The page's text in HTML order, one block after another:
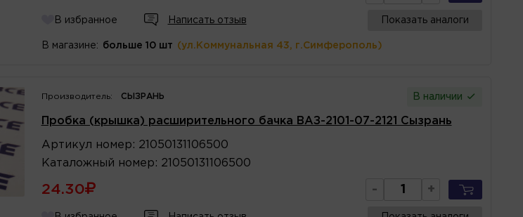
В избранное Написать отзыв Показать аналоги
В магазине: больше 10 шт (ул.Коммунальная 43, г.Симферополь)
Производитель: СЫЗРАНЬ В наличии
Пробка (крышка) расширительного бачка ВАЗ-2101-07-2121 Сызрань
Артикул номер : 21050131106500
Каталожный номер : 21050131106500
24.30 - +